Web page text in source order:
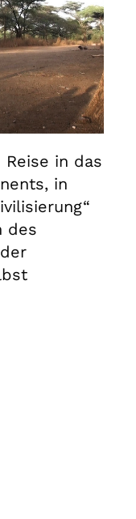
in das
in
des